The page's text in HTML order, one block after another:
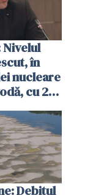
Nivelul
în
nucleare
cu 2
trecută
Debitul